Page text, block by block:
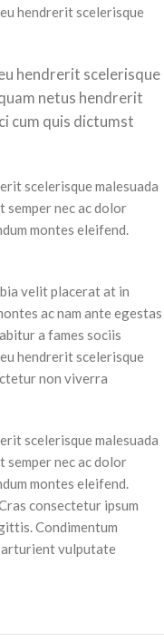
hendrerit scelerisque
hendrerit scelerisque
netus hendrerit
cum quis dictumst
scelerisque malesuada
semper nec ac dolor
montes eleifend.
velit placerat at in
ac nam ante egestas
a fames sociis
hendrerit scelerisque
non viverra
scelerisque malesuada
semper nec ac dolor
montes eleifend.
consectetur ipsum
Condimentum
vulputate